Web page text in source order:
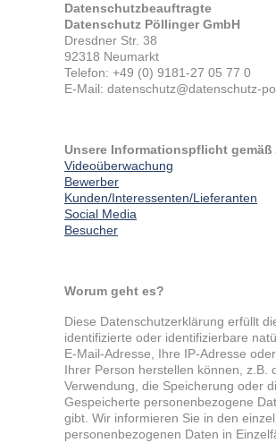
Datenschutzbeauftragte
Datenschutz Pöllinger GmbH
Dresdner Str. 38
92318 Neumarkt
Telefon: +49 (0) 9181-27 05 77 0
E-Mail: datenschutz@datenschutz-
Unsere Informationspflicht gemäß
Videoüberwachung
Bewerber
Kunden/Interessenten/Lieferanten
Social Media
Besucher
Worum geht es?
Diese Datenschutzerklärung erfüllt
identifizierte oder identifizierbare
E-Mail-Adresse, Ihre IP-Adresse
Ihrer Person herstellen können, z.B.
Verwendung, die Speicherung oder
Gespeicherte personenbezogene
gibt. Wir informieren Sie in den
personenbezogenen Daten in